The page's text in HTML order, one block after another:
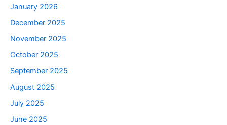
January 2026
December 2025
November 2025
October 2025
September 2025
August 2025
July 2025
June 2025